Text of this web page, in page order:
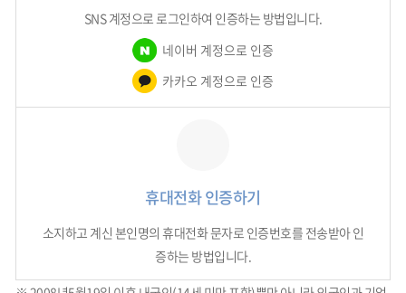
SNS 계정으로 로그인하여 인증하는 방법입니다.
네이버 계정으로 인증
카카오 계정으로 인증
휴대전화 인증하기
소지하고 계신 본인명의 휴대전화 문자로 인증번호를 전송받아 인
증하는 방법입니다.